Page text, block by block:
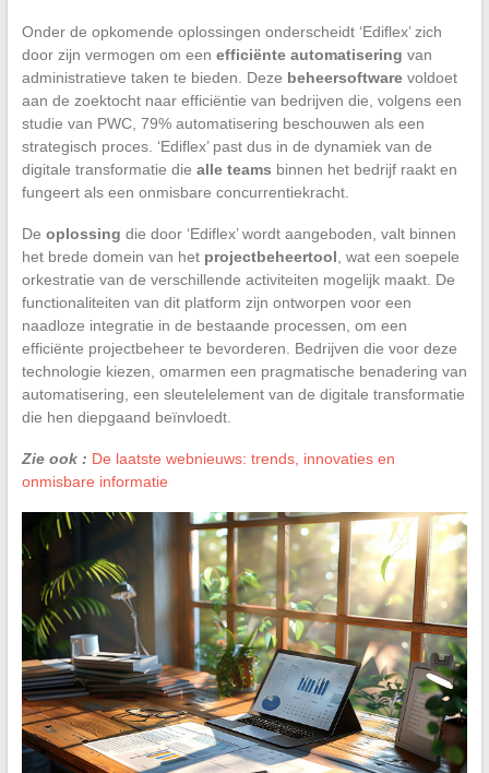
Onder de opkomende oplossingen onderscheidt ‘Ediflex’ zich
door zijn vermogen om een efficiënte automatisering van
administratieve taken te bieden. Deze beheersoftwarevoldoet
aan de zoektocht naar efficiëntie van bedrijven die, volgens een
studie van PWC, 79% automatisering beschouwen als een
strategisch proces. ‘Ediflex’ past dus in de dynamiek van de
digitale transformatie die alle teams binnen het bedrijf raakt en
fungeert als een onmisbare concurrentiekracht.
De oplossing die door ‘Ediflex’ wordt aangeboden, valt binnen
het brede domein van het projectbeheertool , wat een soepele
orkestratie van de verschillende activiteiten mogelijk maakt. De
functionaliteiten van dit platform zijn ontworpen voor een
naadloze integratie in de bestaande processen, om een
efficiënte projectbeheer te bevorderen. Bedrijven die voor deze
technologie kiezen, omarmen een pragmatische benadering van
automatisering, een sleutelelement van de digitale transformatie
die hen diepgaand beïnvloedt.
Zie ook : De laatste webnieuws: trends, innovaties en
onmisbare informatie